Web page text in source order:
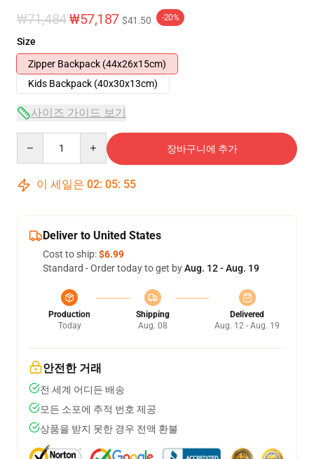
₩71,484₩57,187 $41.50 -20%
Size
Zipper Backpack (44x26x15cm)
Kids Backpack (40x30x13cm)
사이즈 가이드 보기
장바구니에 추가
이 세일은 02: 05: 54
Deliver to United States
Cost to ship:$6.99
Standard - Order today to get byAug. 12 - Aug. 19
Production
Today
Shipping
Aug. 08
Delivered
Aug. 12 - Aug. 19
안전한 거래
전 세계 어디든 배송
모든 소포에 추적 번호 제공
상품을 받지 못한 경우 전액 환불